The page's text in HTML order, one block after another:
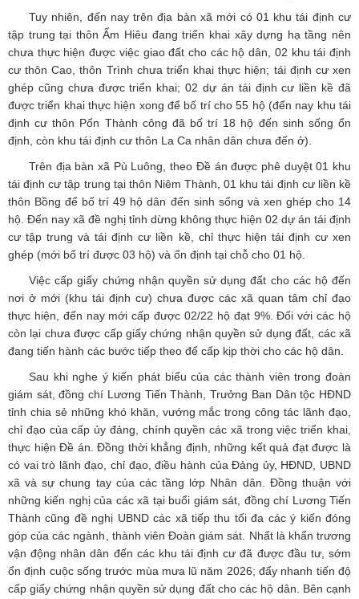
Tuy nhiên, đến nay trên địa bàn xã mới có 01 khu tái định cư
tập trung tại thôn Ẩm Hiêu đang triển khai xây dựng hạ tầng nên
chưa thực hiện được việc giao đất cho các hộ dân, 02 khu tái định
cư thôn Cao, thôn Trình chưa triển khai thực hiện; tái định cư xen
ghép cũng chưa được triển khai; 02 dự án tái định cư liền kề đã
được triển khai thực hiện xong để bố trí cho 55 hộ (đến nay khu tái
định cư thôn Pốn Thành công đã bố trí 18 hộ đến sinh sống ổn
định, còn khu tái định cư thôn La Ca nhân dân chưa đến ở).
Trên địa bàn xã Pù Luông, theo Đề án được phê duyệt 01 khu
tái định cư tập trung tại thôn Niêm Thành, 01 khu tái định cư liền kề
thôn Bồng để bố trí 49 hộ dân đến sinh sống và xen ghép cho 14
hộ. Đến nay xã đề nghị tỉnh dừng không thực hiện 02 dự án tái định
cư tập trung và tái định cư liền kề, chỉ thực hiện tái định cư xen
ghép (mới bố trí được 03 hộ) và ổn định tại chỗ cho 01 hộ.
Việc cấp giấy chứng nhận quyền sử dụng đất cho các hộ đến
nơi ở mới (khu tái định cư) chưa được các xã quan tâm chỉ đạo
thực hiện, đến nay mới cấp được 02/22 hộ đạt 9%. Đối với các hộ
còn lại chưa được cấp giấy chứng nhận quyền sử dụng đất, các xã
đang tiến hành các bước tiếp theo để cấp kịp thời cho các hộ dân.
Sau khi nghe ý kiến phát biểu của các thành viên trong đoàn
giám sát, đồng chí Lương Tiến Thành, Trưởng Ban Dân tộc HĐND
tỉnh chia sẻ những khó khăn, vướng mắc trong công tác lãnh đạo,
chỉ đạo của cấp ủy đảng, chính quyền các xã trong việc triển khai,
thực hiện Đề án. Đồng thời khẳng định, những kết quả đạt được là
có vai trò lãnh đạo, chỉ đạo, điều hành của Đảng ủy, HĐND, UBND
xã và sự chung tay của các tầng lớp Nhân dân. Đồng thuận với
những kiến nghị của các xã tại buổi giám sát, đồng chí Lương Tiến
Thành cũng đề nghị UBND các xã tiếp thu tối đa các ý kiến đóng
góp của các ngành, thành viên Đoàn giám sát. Nhất là khẩn trương
vận động nhân dân đến các khu tái định cư đã được đầu tư, sớm
ổn định cuộc sống trước mùa mưa lũ năm 2026; đẩy nhanh tiến độ
cấp giấy chứng nhận quyền sử dụng đất cho các hộ dân. Bên cạnh